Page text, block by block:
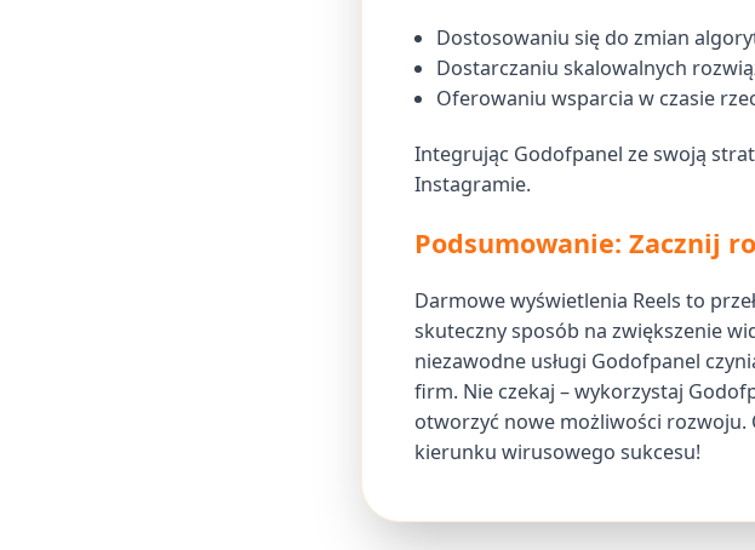
Dostosowaniu się do zmian
Dostarczaniu skalowalnych
Oferowaniu wsparcia w czasie
Integrując Godofpanel ze swoją
Instagramie.
Podsumowanie: Zacznij
Darmowe wyświetlenia Reels to
skuteczny sposób na zwiększenie
niezawodne usługi Godofpanel
firm. Nie czekaj – wykorzystaj
otworzyć nowe możliwości
kierunku wirusowego sukcesu!